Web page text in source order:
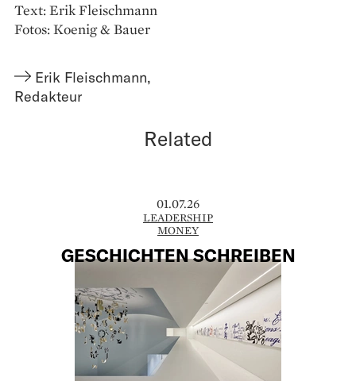
Text: Erik Fleischmann
Fotos: Koenig & Bauer
Erik Fleischmann,
Redakteur
Related
01.07.26
LEADERSHIP
MONEY
GESCHICHTEN SCHREIBEN